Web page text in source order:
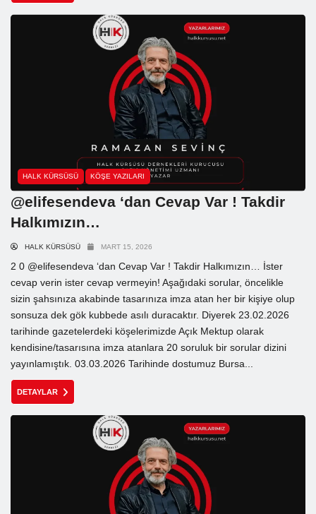
HALK KÜRSÜSÜ KÖŞE YAZILARI
@elifesendeva ‘dan Cevap Var ! Takdir
Halkımızın…
HALK KÜRSÜSÜ MART 15, 2026
2 0 @elifesendeva ‘dan Cevap Var ! Takdir Halkımızın… İster
cevap verin ister cevap vermeyin! Aşağıdaki sorular, öncelikle
sizin şahsınıza akabinde tasarınıza imza atan her bir kişiye olup
sonsuza dek gök kubbede asılı duracaktır. Diyerek 23.02.2026
tarihinde gazetelerdeki köşelerimizde Açık Mektup olarak
kendisine/tasarısına imza atanlara 20 soruluk bir sorular dizini
yayınlamıştık. 03.03.2026 Tarihinde dostumuz Bursa...
DETAYLAR